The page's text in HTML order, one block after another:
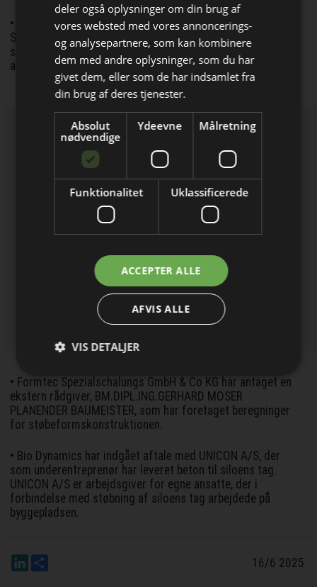
Bliv opdateret hver dag
Få de vigtigste nyheder om
byggebranchen
direkte i din indbakke
Jeg modtager allerede
nyhedsbrevet
• Bio Dynamics har indgået aftale med Formtec
Spezialschalungs GmbH & Co KG om den indvendige
støbeform, der skulle anvendes i forbindelse med støbning
af taget på siloen.
• Formtec Spezialschalungs GmbH & Co KG har antaget en
ekstern rådgiver, BM.DIPL.ING.GERHARD MOSER
PLANENDER BAUMEISTER, som har foretaget beregninger
for støbeformskonstruktionen.
• Bio Dynamics har indgået aftale med UNICON A/S, der
som underentreprenør har leveret beton til siloens tag.
UNICON A/S er arbejdsgiver for egne ansatte, der i
forbindelse med støbning af siloens tag arbejdede på
byggepladsen.
LinkedIn 16/6 2025
deler også oplysninger om din brug af
vores websted med vores annoncerings-
og analysepartnere, som kan kombinere
dem med andre oplysninger, som du har
givet dem, eller som de har indsamlet fra
din brug af deres tjenester.
Absolut
nødvendige
Ydeevne Målretning
Funktionalitet Uklassificerede
ACCEPTER ALLE
AFVIS ALLE
VIS DETALJER